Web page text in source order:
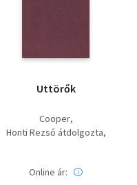
Uttörők
Cooper
Honti Rezső átdolgozta
Online ár: